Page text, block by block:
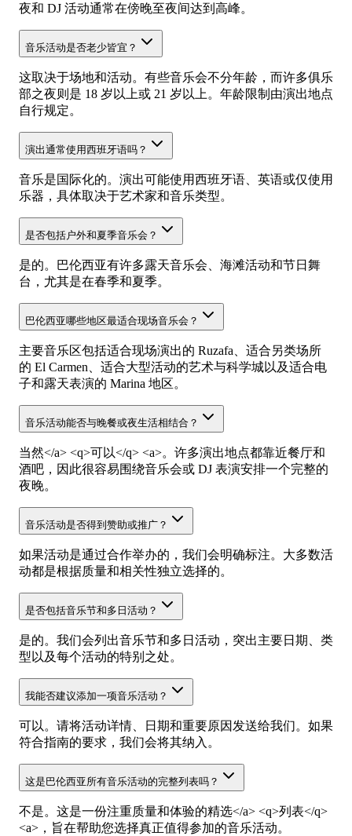
夜和 DJ 活动通常在傍晚至夜间达到高峰。
音乐活动是否老少皆宜？
这取决于场地和活动。有些音乐会不分年龄，而许多俱乐
部之夜则是 18 岁以上或 21 岁以上。年龄限制由演出地点
自行规定。
演出通常使用西班牙语吗？
音乐是国际化的。演出可能使用西班牙语、英语或仅使用
乐器，具体取决于艺术家和音乐类型。
是否包括户外和夏季音乐会？
是的。巴伦西亚有许多露天音乐会、海滩活动和节日舞
台，尤其是在春季和夏季。
巴伦西亚哪些地区最适合现场音乐会？
主要音乐区包括适合现场演出的 Ruzafa、适合另类场所
的 El Carmen、适合大型活动的艺术与科学城以及适合电
子和露天表演的 Marina 地区。
音乐活动能否与晚餐或夜生活相结合？
当然</a> <q>可以</q> <a>。许多演出地点都靠近餐厅和
酒吧，因此很容易围绕音乐会或 DJ 表演安排一个完整的
夜晚。
音乐活动是否得到赞助或推广？
如果活动是通过合作举办的，我们会明确标注。大多数活
动都是根据质量和相关性独立选择的。
是否包括音乐节和多日活动？
是的。我们会列出音乐节和多日活动，突出主要日期、类
型以及每个活动的特别之处。
我能否建议添加一项音乐活动？
可以。请将活动详情、日期和重要原因发送给我们。如果
符合指南的要求，我们会将其纳入。
这是巴伦西亚所有音乐活动的完整列表吗？
不是。这是一份注重质量和体验的精选</a> <q>列表</q>
<a>，旨在帮助您选择真正值得参加的音乐活动。